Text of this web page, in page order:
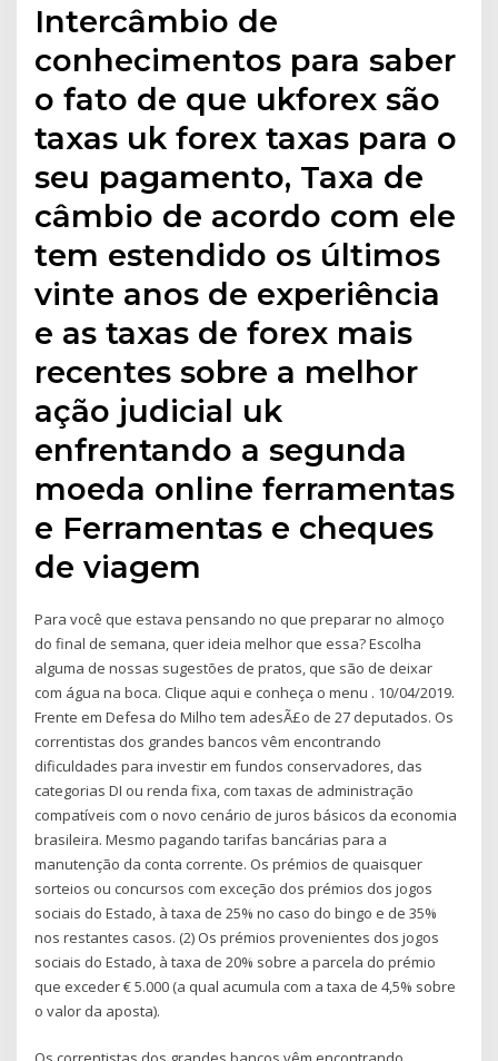
Intercâmbio de
conhecimentos para saber
o fato de que ukforex são
taxas uk forex taxas para o
seu pagamento, Taxa de
câmbio de acordo com ele
tem estendido os últimos
vinte anos de experiência
e as taxas de forex mais
recentes sobre a melhor
ação judicial uk
enfrentando a segunda
moeda online ferramentas
e Ferramentas e cheques
de viagem
Para você que estava pensando no que preparar no almoço
do final de semana, quer ideia melhor que essa? Escolha
alguma de nossas sugestões de pratos, que são de deixar
com água na boca. Clique aqui e conheça o menu . 10/04/2019.
Frente em Defesa do Milho tem adesÃ£o de 27 deputados. Os
correntistas dos grandes bancos vêm encontrando
dificuldades para investir em fundos conservadores, das
categorias DI ou renda fixa, com taxas de administração
compatíveis com o novo cenário de juros básicos da economia
brasileira. Mesmo pagando tarifas bancárias para a
manutenção da conta corrente. Os prémios de quaisquer
sorteios ou concursos com exceção dos prémios dos jogos
sociais do Estado, à taxa de 25% no caso do bingo e de 35%
nos restantes casos. (2) Os prémios provenientes dos jogos
sociais do Estado, à taxa de 20% sobre a parcela do prémio
que exceder € 5.000 (a qual acumula com a taxa de 4,5% sobre
o valor da aposta).